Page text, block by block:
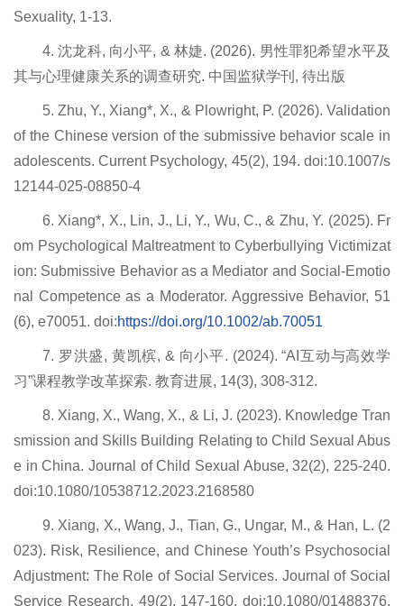
Sexuality, 1-13.
4. 沈龙科, 向小平, & 林婕. (2026). 男性罪犯希望水平及
其与心理健康关系的调查研究. 中国监狱学刊, 待出版
5. Zhu, Y., Xiang*, X., & Plowright, P. (2026). Validation
of the Chinese version of the submissive behavior scale in
adolescents. Current Psychology, 45(2), 194. doi:10.1007/s
12144-025-08850-4
6. Xiang*, X., Lin, J., Li, Y., Wu, C., & Zhu, Y. (2025). Fr
om Psychological Maltreatment to Cyberbullying Victimizat
ion: Submissive Behavior as a Mediator and Social-Emotio
nal Competence as a Moderator. Aggressive Behavior, 51
(6), e70051. doi:https://doi.org/10.1002/ab.70051
7. 罗洪盛, 黄凯槟, & 向小平. (2024). “AI互动与高效学
习”课程教学改革探索. 教育进展, 14(3), 308-312.
8. Xiang, X., Wang, X., & Li, J. (2023). Knowledge Tran
smission and Skills Building Relating to Child Sexual Abus
e in China. Journal of Child Sexual Abuse, 32(2), 225-240.
doi:10.1080/10538712.2023.2168580
9. Xiang, X., Wang, J., Tian, G., Ungar, M., & Han, L. (2
023). Risk, Resilience, and Chinese Youth’s Psychosocial
Adjustment: The Role of Social Services. Journal of Social
Service Research, 49(2), 147-160. doi:10.1080/01488376.